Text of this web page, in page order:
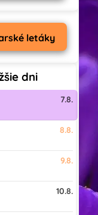
letáky
dni
7.8.
8.8.
9.8.
10.8.